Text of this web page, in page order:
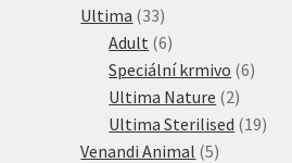
Ultima 3333
produktů
Adult 66
produktů
Speciální krmivo 66
Ultima Nature 22
produkty
Ultima Sterilised 1919
Venandi Animal 55